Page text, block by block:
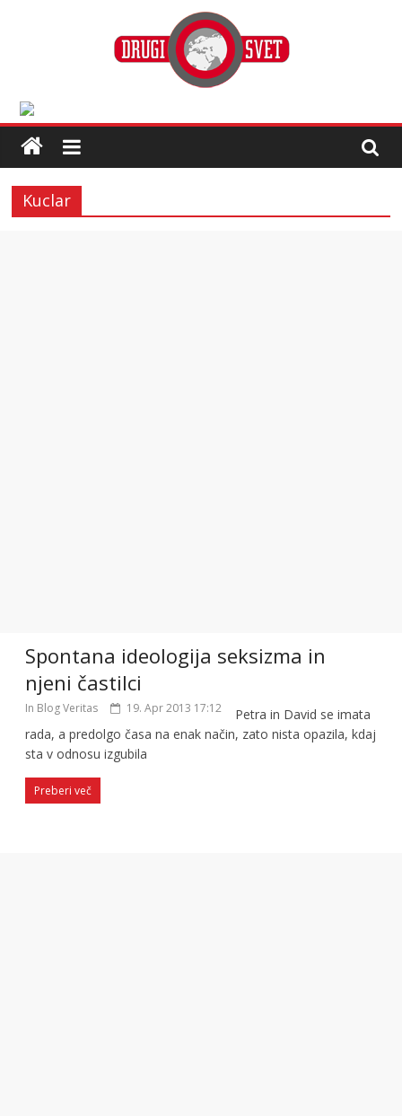
Kuclar
Spontana ideologija seksizma in
njeni častilci
In Blog Veritas 19. Apr 2013 17:12
Petra in David se imata
rada, a predolgo časa na enak način, zato nista opazila, kdaj
sta v odnosu izgubila
Preberi več